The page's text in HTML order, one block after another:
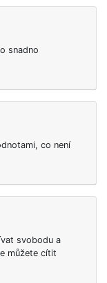
snadno
co není
svobodu a
můžete cítit